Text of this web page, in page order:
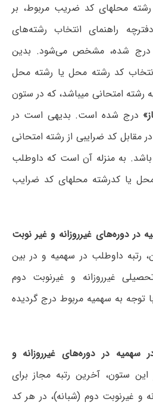
محلهای کد ضریب مربوط، بر
راهنمای انتخاب رشته‌های
درج شده، مشخص می‌شود. بدین
کد رشته محل یا رشته محل
امتحانی میباشد، که در ستون
درج شده است. بدیهی است در
مقابل کد ضرایبی از رشته امتحانی
به منزله آن است که داوطلب
یا کدرشته محلهای کد ضرایب
در دوره‌های غیرروزانه و غیر نوبت
رتبه داوطلب در سهمیه و در بین
غیرروزانه و غیرنوبت دوم
توجه به سهمیه مربوط درج گردیده
سهمیه در دوره‌های غیرروزانه و
این ستون، آخرین رتبه مجاز برای
و غیرنوبت دوم (شبانه)، در هر کد